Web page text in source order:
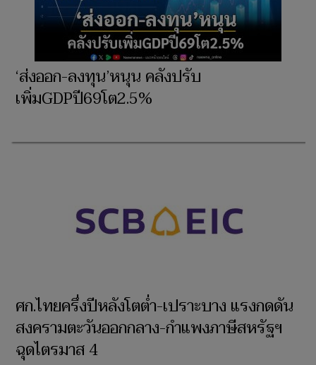
‘ส่งออก-ลงทุน’หนุน คลังปรับ
เพิ่มGDPปี69โต2.5%
ศก.ไทยครึ่งปีหลังโตต่ำ-เปราะบาง แรงกดดัน
สงครามตะวันออกกลาง-กำแพงภาษีสหรัฐฯ
ฉุดไตรมาส 4